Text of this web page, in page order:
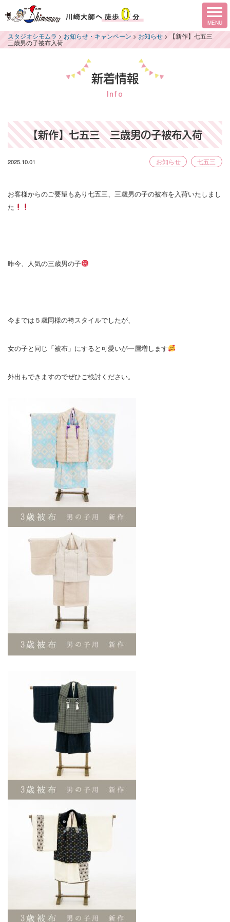
スタジオシモムラ > お知らせ・キャンペーン > お知らせ >
【新作】七五三
三歳男の子被布入荷
新着情報
Info
【新作】七五三 三歳男の子被布入荷
2025.10.01 お知らせ 七五三
お客様からのご要望もあり七五三、三歳男の子の被布を入荷いたしまし
た
昨今、人気の三歳男の子
今までは５歳同様の袴スタイルでしたが、
女の子と同じ「被布」にすると可愛いが一層増します
外出もできますのでぜひご検討ください。